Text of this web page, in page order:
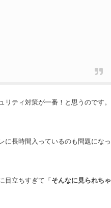
ティ対策が一番！と思うのです。
長時間入っているのも問題になっ
目立ちすぎて「 そんなに見られちゃ